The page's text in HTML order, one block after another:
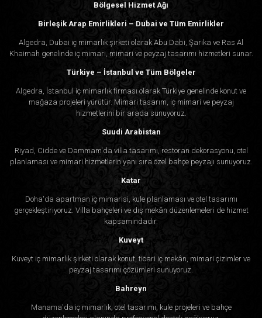
Bölgesel Hizmet Ağı
Birleşik Arap Emirlikleri – Dubai ve Tüm Emirlikler
Algedra, Dubai iç mimarlık şirketi olarak Abu Dabi, Şarika ve Ras Al
Khaimah genelinde iç mimari, mimari ve peyzaj tasarımı hizmetleri sunar.
Türkiye – İstanbul ve Tüm Bölgeler
Algedra, İstanbul iç mimarlık firması olarak Türkiye genelinde konut ve
mağaza projeleri yürütür. Mimari tasarım, iç mimari ve peyzaj
hizmetlerini bir arada sunuyoruz.
Suudi Arabistan
Riyad, Cidde ve Dammam'da villa tasarımı, restoran dekorasyonu, otel
planlaması ve mimari hizmetlerin yanı sıra özel bahçe peyzajı sunuyoruz.
Katar
Doha'da apartman iç mimarisi, kule planlaması ve otel tasarımı
gerçekleştiriyoruz. Villa bahçeleri ve dış mekân düzenlemeleri de hizmet
kapsamındadır.
Kuveyt
Kuveyt iç mimarlık şirketi olarak konut, ticari iç mekân, mimari çizimler ve
peyzaj tasarımı çözümleri sunuyoruz.
Bahreyn
Manama'da iç mimarlık, otel tasarımı, kule projeleri ve bahçe